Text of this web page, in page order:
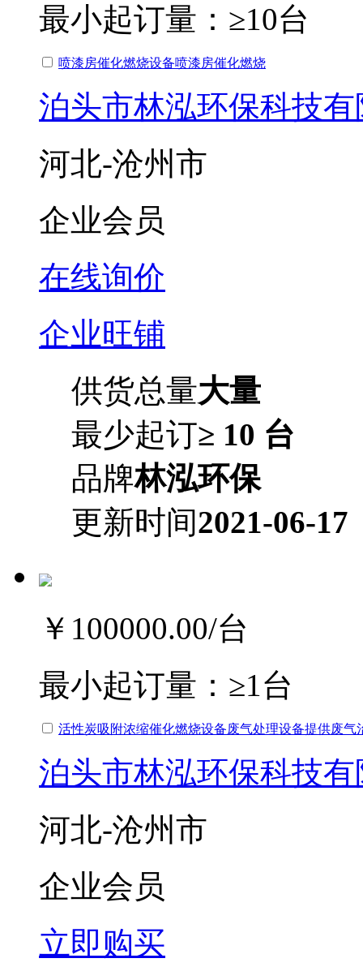
最小起订量： ≥10台
喷漆房催化燃烧设备喷漆房催化燃烧
泊头市林泓环保科技
河北-沧州市
企业会员
在线询价
企业旺铺
供货总量大量
最少起订≥ 10 台
品牌林泓环保
更新时间2021-06-17
￥100000.00/台
最小起订量： ≥1台
活性炭吸附浓缩催化燃烧设备废气处理设备提供废气
泊头市林泓环保科技
河北-沧州市
企业会员
立即购买